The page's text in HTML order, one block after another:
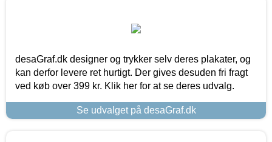
desaGraf.dk designer og trykker selv deres plakater, og
kan derfor levere ret hurtigt. Der gives desuden fri fragt
ved køb over 399 kr. Klik her for at se deres udvalg.
Se udvalget på desaGraf.dk